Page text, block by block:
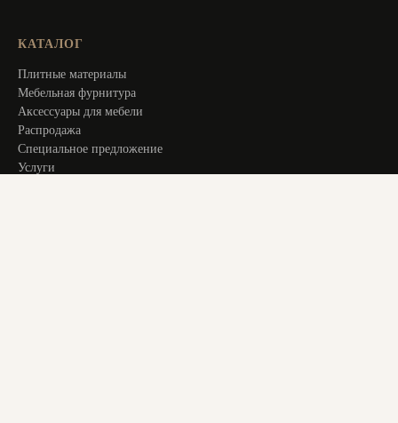
КАТАЛОГ
Плитные материалы
Мебельная фурнитура
Аксессуары для мебели
Распродажа
Специальное предложение
Услуги